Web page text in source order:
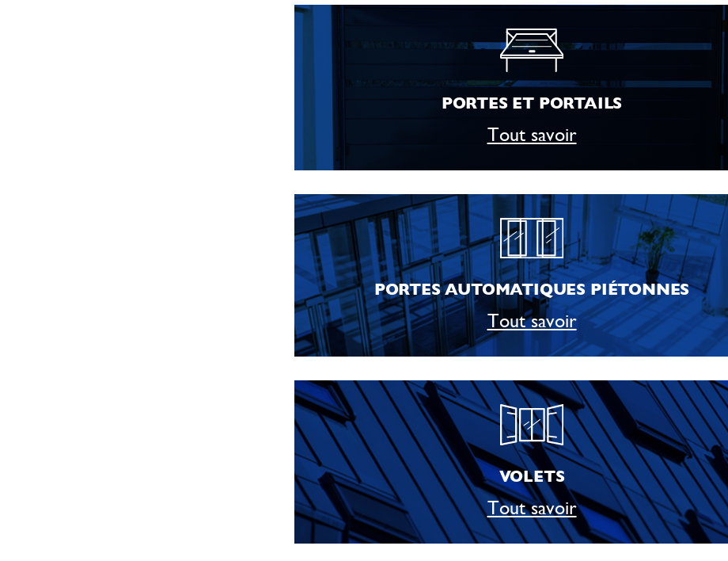
PORTES ET PORTAILS
Tout savoir
PORTES AUTOMATIQUES PIÉTONNES
Tout savoir
VOLETS
Tout savoir